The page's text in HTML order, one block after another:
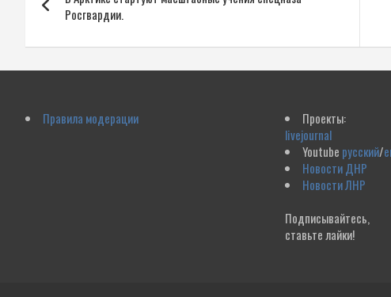
по
записям
Росгвардии.
Правила модерации
Проекты:
livejournal
Youtube русский/
Новости ДНР
Новости ЛНР
Подписывайтесь,
ставьте лайки!